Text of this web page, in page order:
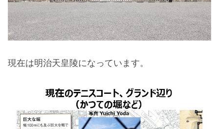
現在は明治天皇陵になっています。